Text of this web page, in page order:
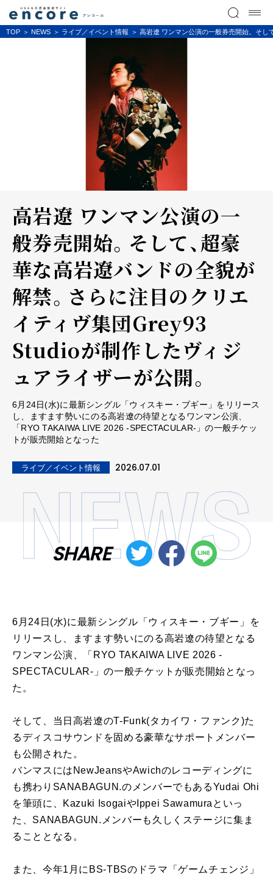
TOP NEWS ライブ／イベント情報 高岩遼 ワンマン公演の一般券売開始。そし
高岩遼 ワンマン公演の一
般券売開始。そして、超豪
華な高岩遼バンドの全貌が
解禁。さらに注目のクリエ
イティヴ集団Grey93
Studioが制作したヴィジ
ュアライザーが公開。
6月24日(水)に最新シングル「ウィスキー・ブギー」をリリース
し、ますます勢いにのる高岩遼の待望となるワンマン公演、
「RYO TAKAIWA LIVE 2026 -SPECTACULAR-」の一般チケッ
トが販売開始となった
ライブ／イベント情報 2026.07.01
SHARE
6月24日(水)に最新シングル「ウィスキー・ブギー」を
リリースし、ますます勢いにのる高岩遼の待望となる
ワンマン公演、「RYO TAKAIWA LIVE 2026 -
SPECTACULAR-」の一般チケットが販売開始となっ
た。
そして、当日高岩遼のT-Funk(タカイワ・ファンク)た
るディスコサウンドを固める豪華なサポートメンバー
も公開された。
バンマスにはNewJeansやAwichのレコーディングに
も携わりSANABAGUN.のメンバーでもあるYudai Ohi
を筆頭に、Kazuki IsogaiやIppei Sawamuraといっ
た、SANABAGUN.メンバーも久しくステージに集ま
ることとなる。
また、今年1月にBS-TBSのドラマ「ゲームチェンジ」